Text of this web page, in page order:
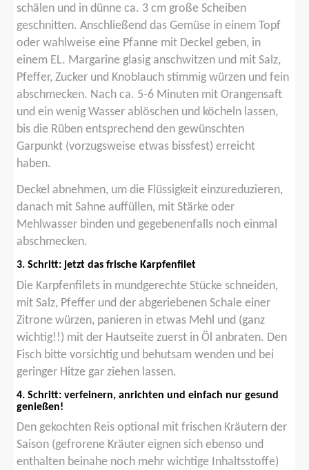
schälen und in dünne ca. 3 cm große Scheiben
geschnitten. Anschließend das Gemüse in einem Topf
oder wahlweise eine Pfanne mit Deckel geben, in
einem EL. Margarine glasig anschwitzen und mit Salz,
Pfeffer, Zucker und Knoblauch stimmig würzen und fein
abschmecken. Nach ca. 5-6 Minuten mit Orangensaft
und ein wenig Wasser ablöschen und köcheln lassen,
bis die Rüben entsprechend den gewünschten
Garpunkt (vorzugsweise etwas bissfest) erreicht
haben.
Deckel abnehmen, um die Flüssigkeit einzureduzieren,
danach mit Sahne auffüllen, mit Stärke oder
Mehlwasser binden und gegebenenfalls noch einmal
abschmecken.
3. Schritt: jetzt das frische Karpfenfilet
Die Karpfenfilets in mundgerechte Stücke schneiden,
mit Salz, Pfeffer und der abgeriebenen Schale einer
Zitrone würzen, panieren in etwas Mehl und (ganz
wichtig!!) mit der Hautseite zuerst in Öl anbraten. Den
Fisch bitte vorsichtig und behutsam wenden und bei
geringer Hitze gar ziehen lassen.
4. Schritt: verfeinern, anrichten und einfach nur gesund
genießen!
Den gekochten Reis optional mit frischen Kräutern der
Saison (gefrorene Kräuter eignen sich ebenso und
enthalten beinahe noch mehr wichtige Inhaltsstoffe)